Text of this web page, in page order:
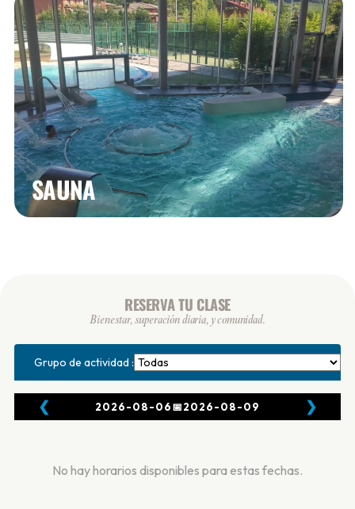
SAUNA
RESERVA TU CLASE
Bienestar, superación diaria, y comunidad.
Grupo de actividad :
❮ 2026-08-06📅2026-08-09 ❯
No hay horarios disponibles para estas fechas.